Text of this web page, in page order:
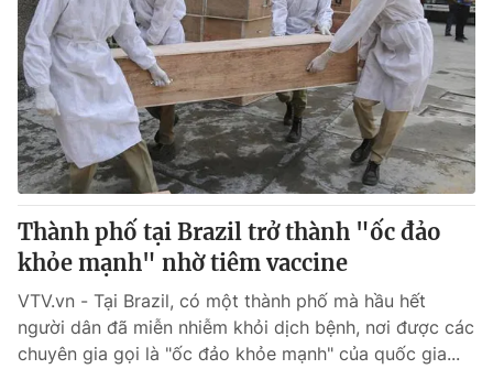
Thành phố tại Brazil trở thành "ốc đảo
khỏe mạnh" nhờ tiêm vaccine
VTV.vn - Tại Brazil, có một thành phố mà hầu hết
người dân đã miễn nhiễm khỏi dịch bệnh, nơi được các
chuyên gia gọi là "ốc đảo khỏe mạnh" của quốc gia...